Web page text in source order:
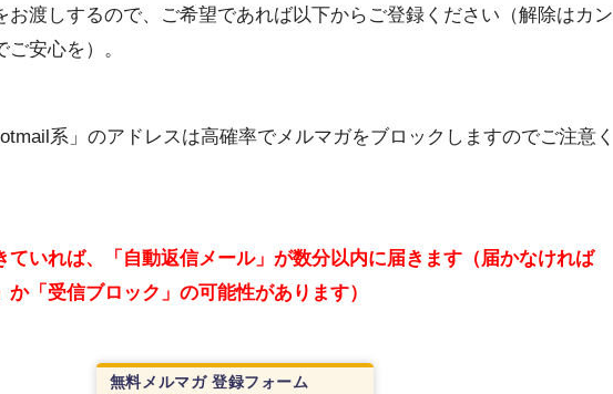
お渡しするので、ご希望であれば以下からご登録ください（解除はカン
安心を）。
系」のアドレスは高確率でメルマガをブロックしますのでご注意く
いれば、「自動返信メール」が数分以内に届きます（届かなければ
か「受信ブロック」の可能性があります）
無料メルマガ 登録フォーム